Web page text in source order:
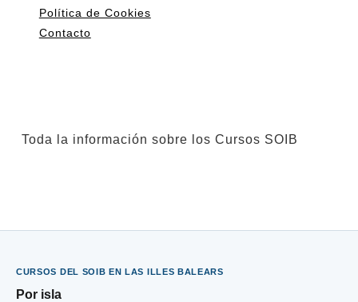
Política de Cookies
Contacto
Toda la información sobre los Cursos SOIB
CURSOS DEL SOIB EN LAS ILLES BALEARS
Por isla